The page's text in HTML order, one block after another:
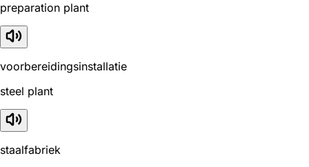
preparation plant
voorbereidingsinstallatie
steel plant
staalfabriek